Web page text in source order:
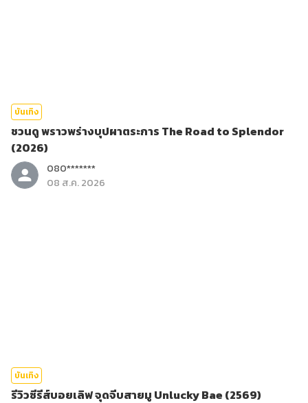
บันเทิง
ชวนดู พราวพร่างบุปผาตระการ The Road to Splendor
(2026)
080*******
08 ส.ค. 2026
บันเทิง
รีวิวซีรีส์บอยเลิฟ จุดจีบสายมู Unlucky Bae (2569)